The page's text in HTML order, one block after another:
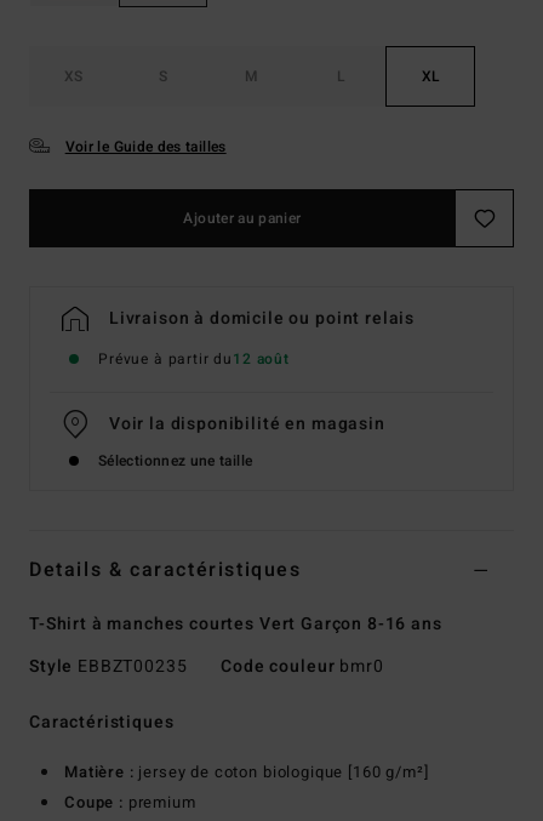
XS S M L XL
Voir le Guide des tailles
Ajouter au panier
Livraison à domicile ou point relais
Prévue à partir du12 août
Voir la disponibilité en magasin
Sélectionnez une taille
Details & caractéristiques
T-Shirt à manches courtes Vert Garçon 8-16 ans
Style EBBZT00235 Code couleur bmr0
Caractéristiques
Matière : jersey de coton biologique [160 g/m²]
Coupe : premium